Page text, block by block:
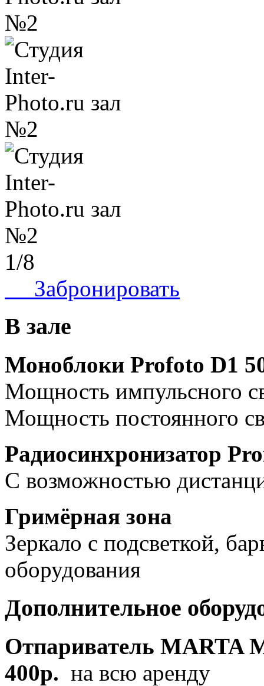
1/8
Забронировать
В зале
Моноблоки Profoto D1
Мощность импульсного
Мощность постоянного
Радиосинхронизатор
С возможностью
Гримёрная зона
Зеркало с подсветкой,
оборудования
Дополнительное
Отпариватель MARTA
400р. на всю аренду